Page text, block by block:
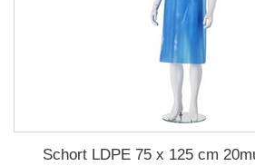
Schort LDPE 75 x 125 cm